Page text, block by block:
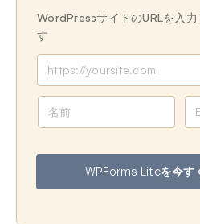
WordPressサイトのURLを入
す
ア
ド
レ
WPForms Liteを今す